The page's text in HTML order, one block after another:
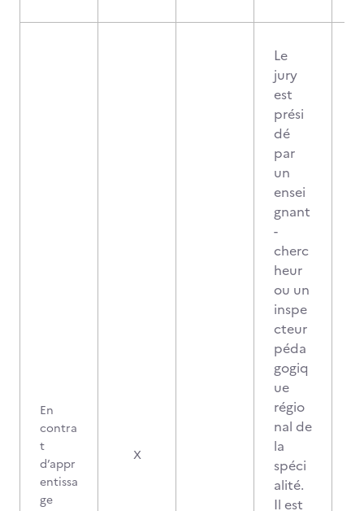
En
contra
t
d’appr
entissa
ge
X
Le
jury
est
prési
dé
par
un
ensei
gnant
-
cherc
heur
ou un
inspe
cteur
péda
gogiq
ue
régio
nal de
la
spéci
alité.
Il est